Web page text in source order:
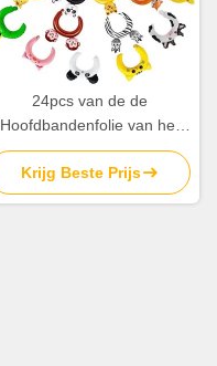
24pcs van de de
Hoofdbandenfolie van het
jong geitjebeeldverhaal
Opblaasbare Dierlijke de
Ballonsoem
Krijg Beste Prijs